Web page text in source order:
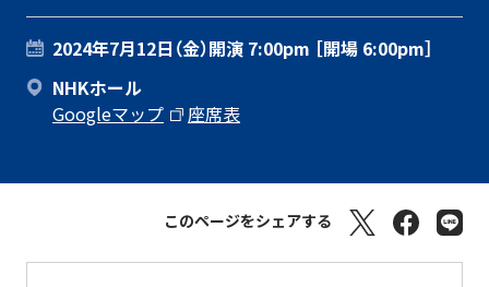
2024年7月12日（金）開演 7:00pm ［開場 6:00pm］
NHKホール
Googleマップ
座席表
このページをシェアする